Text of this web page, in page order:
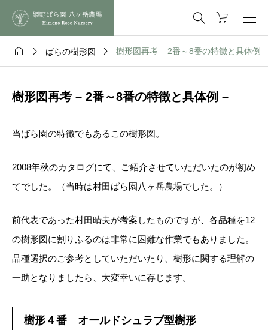

  ばらの樹形図  樹形図再考 – 2番～8番の特徴と具体例 –
樹形図再考 – 2番～8番の特徴と具体例 –
当ばら園の特徴でもあるこの樹形図。
2008年秋のカタログにて、ご紹介させていただいたのが初め
てでした。（当時は村田ばら園八ヶ岳農場でした。）
前代表であった村田晴夫が考案したものですが、各品種を12
の樹形図に割りふるのは非常に困難な作業でもありました。
品種選択のご参考としていただいたり、樹形に関する理解の
一助となりましたら、大変幸いに存じます。
樹形４番 オールドシュラブ型樹形